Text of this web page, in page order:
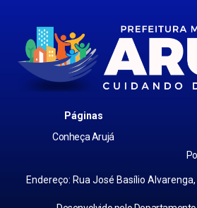
Páginas
Conheça Arujá
Endereço: Rua José Basílio